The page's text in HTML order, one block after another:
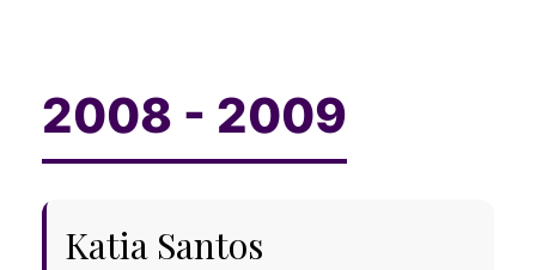
Katia Santos